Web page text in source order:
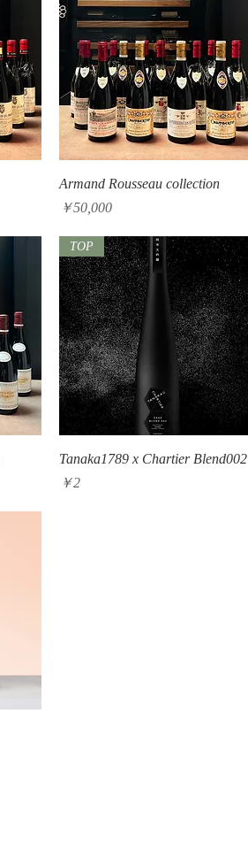
クイックビュー
Armand Rousseau collection
価格
￥50,000
クイックビュー
TOP
Tanaka1789 x Chartier Blend002
価格
￥2